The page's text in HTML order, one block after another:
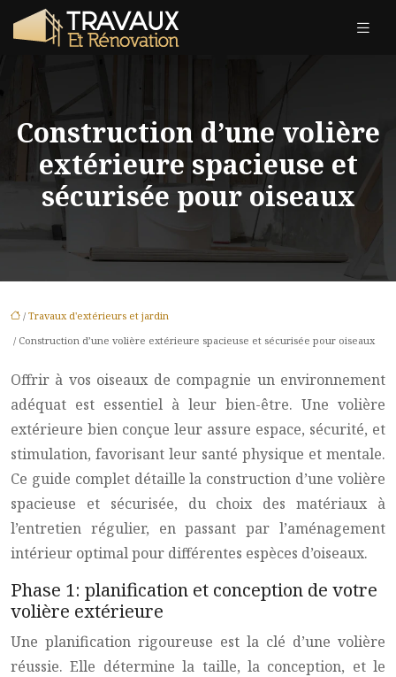
Construction d’une volière
extérieure spacieuse et
sécurisée pour oiseaux
/ Travaux d'extérieurs et jardin
/ Construction d’une volière extérieure spacieuse et sécurisée pour oiseaux
Offrir à vos oiseaux de compagnie un environnement
adéquat est essentiel à leur bien-être. Une volière
extérieure bien conçue leur assure espace, sécurité, et
stimulation, favorisant leur santé physique et mentale.
Ce guide complet détaille la construction d’une volière
spacieuse et sécurisée, du choix des matériaux à
l’entretien régulier, en passant par l’aménagement
intérieur optimal pour différentes espèces d’oiseaux.
Phase 1: planification et conception de votre
volière extérieure
Une planification rigoureuse est la clé d’une volière
réussie. Elle détermine la taille, la conception, et le